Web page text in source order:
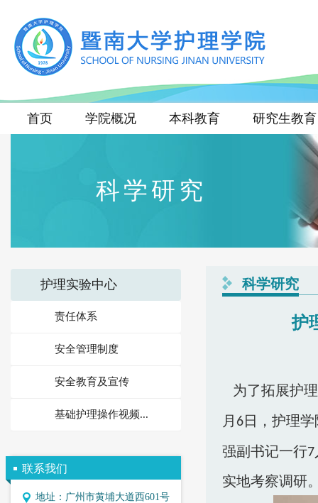
首页 学院概况 本科教育 研究生教育
科学研究
护理实验中心
责任体系
安全管理制度
安全教育及宣传
基础护理操作视频...
联系我们
地址： 广州市黄埔大道西601号
科学研究
护
为了拓展护
月 6 日，护理
强副书记一行7
实地考察调研